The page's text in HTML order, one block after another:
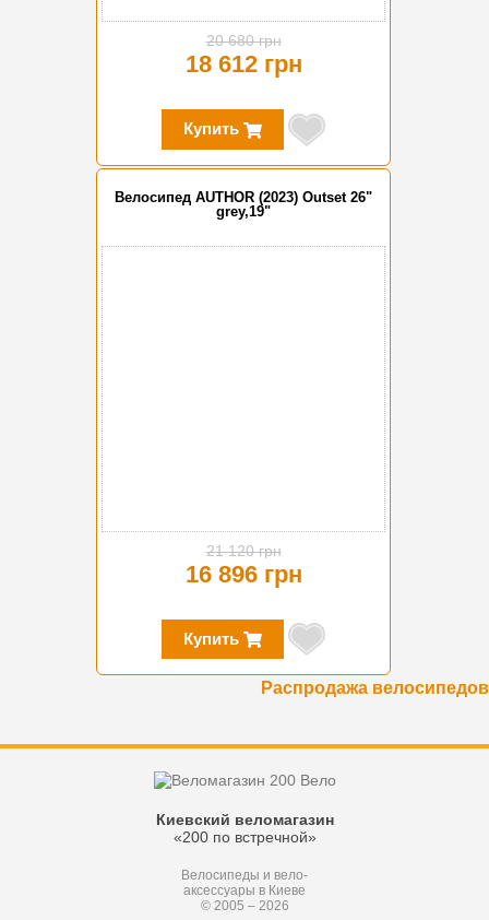
20 680 грн
18 612 грн
Купить
Велосипед AUTHOR (2023) Outset 26"
grey,19"
21 120 грн
16 896 грн
Купить
Распродажа велосипедов
Киевский веломагазин
«200 по встречной»
Велосипеды и вело-
аксессуары в Киеве
© 2005 – 2026